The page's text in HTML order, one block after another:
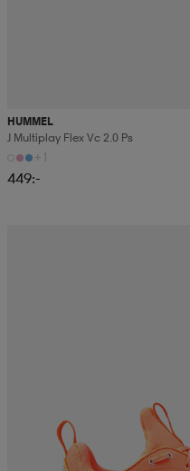
HUMMEL
J Multiplay Flex Vc 2.0 Ps
+1
449:-